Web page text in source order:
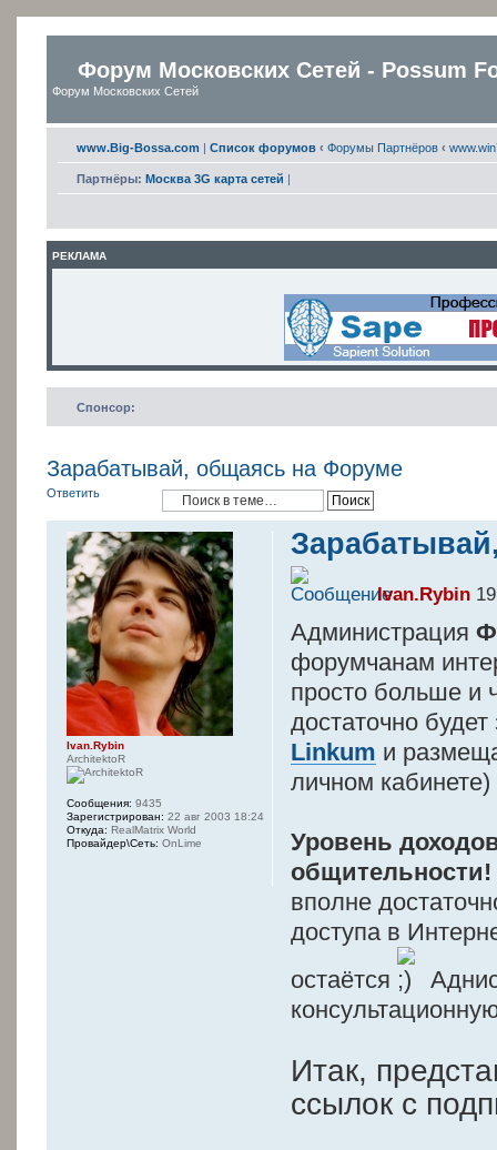
Форум Московских Сетей - Possum
Форум Московских Сетей
www.Big-Bossa.com | Список форумов ‹ Форумы Партнёров ‹
Партнёры: Москва 3G карта сетей |
РЕКЛАМА
Спонсор:
Зарабатывай, общаясь на Форуме
Ответить
Ivan.Rybin
Администрация
форумчанам
просто больше и
достаточно
Linkum и
личном
Уровень
общительности!
вполне
доступа в
остаётся
Итак,
ссылок с
Ivan.Rybin
ArchitektoR
Сообщения: 9435
Зарегистрирован: 22 авг 2003 18:24
Откуда: RealMatrix World
Провайдер\Сеть: OnLime